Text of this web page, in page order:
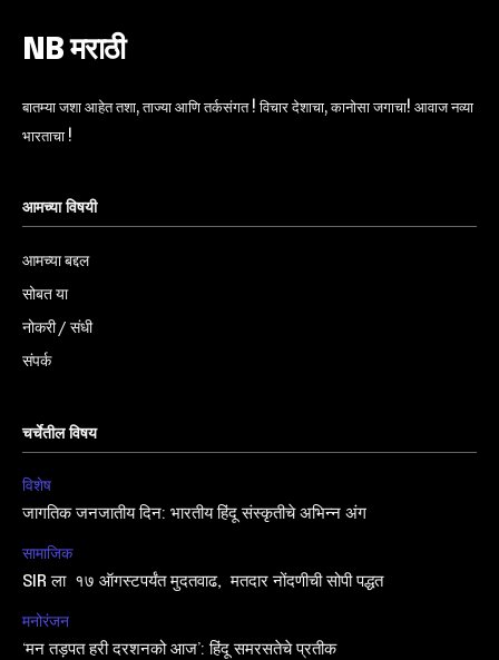
NB मराठी
बातम्या जशा आहेत तशा, ताज्या आणि तर्कसंगत ! विचार देशाचा, कानोसा जगाचा! आवाज नव्या
भारताचा !
आमच्या विषयी
आमच्या बद्दल
सोबत या
नोकरी / संधी
संपर्क
चर्चेतील विषय
विशेष
जागतिक जनजातीय दिन: भारतीय हिंदू संस्कृतीचे अभिन्न अंग
सामाजिक
SIR ला १७ ऑगस्टपर्यंत मुदतवाढ, मतदार नोंदणीची सोपी पद्धत
मनोरंजन
‘मन तड़पत हरी दरशनको आज’: हिंदू समरसतेचे प्रतीक